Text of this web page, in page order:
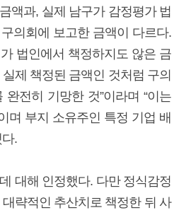
액과, 실제 남구가 감정평가 법
의회에 보고한 금액이 다르다.
법인에서 책정하지도 않은 금
제 책정된 금액인 것처럼 구의
전히 기망한 것”이라며 “이는
며 부지 소유주인 특정 기업 배
.
대해 인정했다. 다만 정식감정
략적인 추산치로 책정한 뒤 사